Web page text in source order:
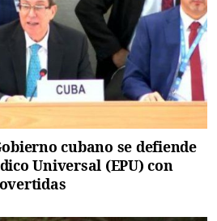
cubano se defiende
Universal (EPU) con